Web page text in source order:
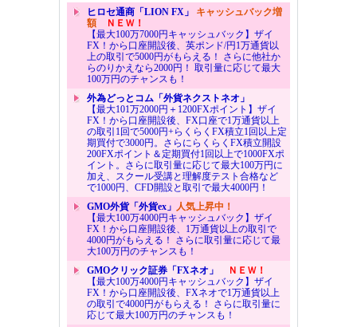
ヒロセ通商「LION FX」 キャッシュバック増
額ＮＥＷ！
【最大100万7000円キャッシュバック】ザイ
FX！から口座開設後、英ポンド/円1万通貨以
上の取引で5000円がもらえる！ さらに他社か
らのりかえなら2000円！ 取引量に応じて最大
100万円のチャンスも！
外為どっとコム「外貨ネクストネオ」
【最大101万2000円＋1200FXポイント】ザイ
FX！から口座開設後、FX口座で1万通貨以上
の取引1回で5000円+らくらくFX積立1回以上定
期買付で3000円。さらにらくらくFX積立開設
200FXポイント＆定期買付1回以上で1000FXポ
イント。さらに取引量に応じて最大100万円に
加え、スクール受講と理解度テスト合格など
で1000円、CFD開設と取引で最大4000円！
GMO外貨「外貨ex」 人気上昇中！
【最大100万4000円キャッシュバック】ザイ
FX！から口座開設後、1万通貨以上の取引で
4000円がもらえる！ さらに取引量に応じて最
大100万円のチャンスも！
GMOクリック証券「FXネオ」
ＮＥＷ！
【最大100万4000円キャッシュバック】ザイ
FX！から口座開設後、FXネオで1万通貨以上
の取引で4000円がもらえる！ さらに取引量に
応じて最大100万円のチャンスも！